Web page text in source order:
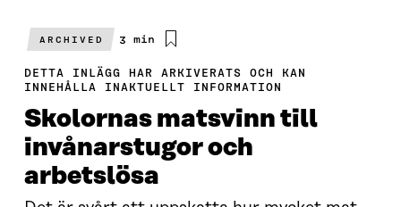
ARCHIVED
Beräknad
3 min
DETTA INLÄGG HAR ARKIVERATS OCH KAN
INNEHÅLLA INAKTUELLT INFORMATION
Skolornas matsvinn till
invånarstugor och
arbetslösa